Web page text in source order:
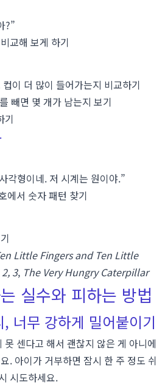
?”
교해 보게 하기
이 더 많이 들어가는지 비교하기
빼면 몇 개가 남는지 보기
기
각형이네. 저 시계는 원이야.”
에서 숫자 패턴 찾기
Little Fingers and Ten Little
3, The Very Hungry Caterpillar
실수와 피하는 방법
너무 강하게 밀어붙이기
센다고 해서 괜찮지 않은 게 아니에
. 아이가 거부하면 잠시 한 주 정도 쉬
시도하세요.